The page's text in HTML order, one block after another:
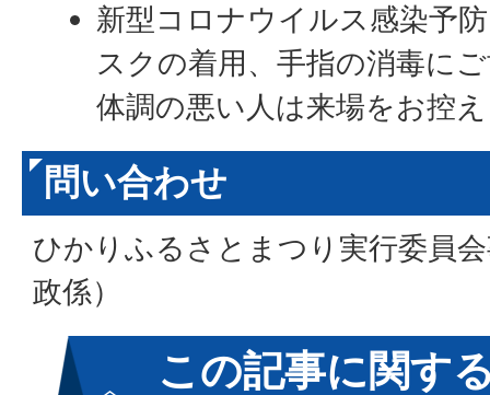
新型コロナウイルス感染予
スクの着用、手指の消毒に
体調の悪い人は来場をお控
問い合わせ
ひかりふるさとまつり実行委員
政係）
この記事に関す